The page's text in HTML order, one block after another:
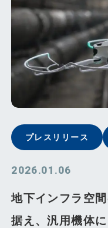
プレスリリース
2026.01.06
地下インフラ空
据え、汎用機体